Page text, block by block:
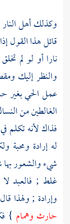
وكذلك أهل
قائل هذا القول
نارا أو لو لم
والنظر إليك
عمل الحي بغير
الغالطين من
فذاك لأنه تكلم
له إرادة ومحبة
شيء والشعور بها
غلط ; فالعبد
وإرادة ; ولهذا
حارث وهمام }